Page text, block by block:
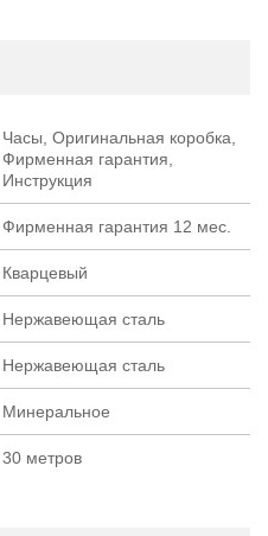
Часы, Оригинальная коробка,
Фирменная гарантия,
Инструкция
Фирменная гарантия 12 мес.
Кварцевый
Нержавеющая сталь
Нержавеющая сталь
Минеральное
30 метров